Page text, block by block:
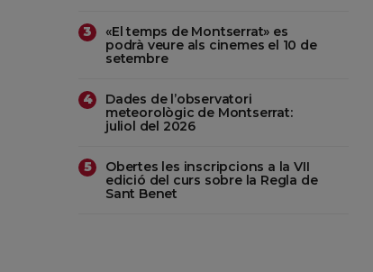
3
«El temps de Montserrat» es
podrà veure als cinemes el 10 de
setembre
4
Dades de l’observatori
meteorològic de Montserrat:
juliol del 2026
5
Obertes les inscripcions a la VII
edició del curs sobre la Regla de
Sant Benet